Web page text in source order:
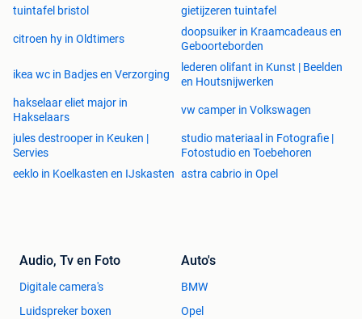
tuintafel bristol
gietijzeren tuintafel
citroen hy in Oldtimers
doopsuiker in Kraamcadeaus en
Geboorteborden
ikea wc in Badjes en Verzorging
lederen olifant in Kunst | Beelden
en Houtsnijwerken
hakselaar eliet major in
Hakselaars
vw camper in Volkswagen
jules destrooper in Keuken |
Servies
studio materiaal in Fotografie |
Fotostudio en Toebehoren
eeklo in Koelkasten en IJskasten astra cabrio in Opel
Audio, Tv en Foto
Digitale camera's
Luidspreker boxen
Auto's
BMW
Opel